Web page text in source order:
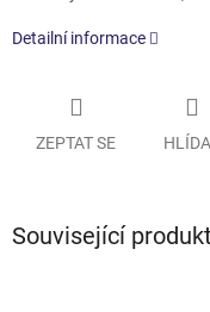
Detailní informace
ZEPTAT SE
Související